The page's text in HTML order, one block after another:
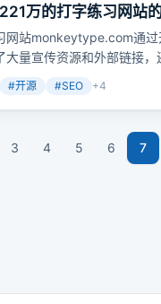
万的打字练习网站
网站monkeytype.com通过
大量宣传资源和外部链接
#开源 #SEO +4
3 4 5 6 7